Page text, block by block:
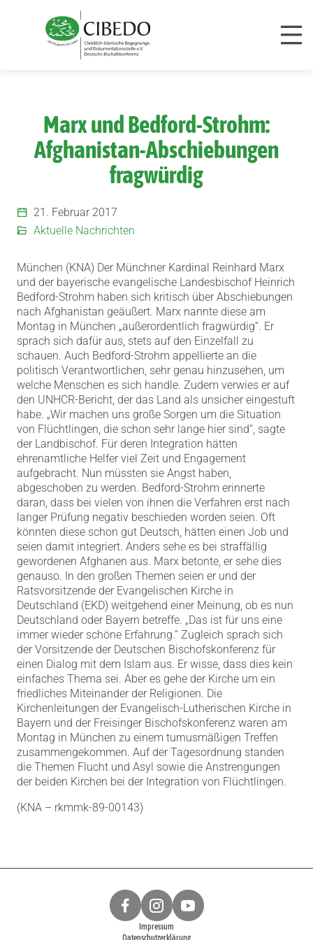
Marx und Bedford-Strohm:
Afghanistan-Abschiebungen
fragwürdig
21. Februar 2017
Aktuelle Nachrichten
München (KNA) Der Münchner Kardinal Reinhard Marx
und der bayerische evangelische Landesbischof Heinrich
Bedford-Strohm haben sich kritisch über Abschiebungen
nach Afghanistan geäußert. Marx nannte diese am
Montag in München „außerordentlich fragwürdig“. Er
sprach sich dafür aus, stets auf den Einzelfall zu
schauen. Auch Bedford-Strohm appellierte an die
politisch Verantwortlichen, sehr genau hinzusehen, um
welche Menschen es sich handle. Zudem verwies er auf
den UNHCR-Bericht, der das Land als unsicher eingestuft
habe. „Wir machen uns große Sorgen um die Situation
von Flüchtlingen, die schon sehr lange hier sind“, sagte
der Landbischof. Für deren Integration hätten
ehrenamtliche Helfer viel Zeit und Engagement
aufgebracht. Nun müssten sie Angst haben,
abgeschoben zu werden. Bedford-Strohm erinnerte
daran, dass bei vielen von ihnen die Verfahren erst nach
langer Prüfung negativ beschieden worden seien. Oft
könnten diese schon gut Deutsch, hätten einen Job und
seien damit integriert. Anders sehe es bei straffällig
gewordenen Afghanen aus. Marx betonte, er sehe dies
genauso. In den großen Themen seien er und der
Ratsvorsitzende der Evangelischen Kirche in
Deutschland (EKD) weitgehend einer Meinung, ob es nun
Deutschland oder Bayern betreffe. „Das ist für uns eine
immer wieder schöne Erfahrung.“ Zugleich sprach sich
der Vorsitzende der Deutschen Bischofskonferenz für
einen Dialog mit dem Islam aus. Er wisse, dass dies kein
einfaches Thema sei. Aber es gehe der Kirche um ein
friedliches Miteinander der Religionen. Die
Kirchenleitungen der Evangelisch-Lutherischen Kirche in
Bayern und der Freisinger Bischofskonferenz waren am
Montag in München zu einem turnusmäßigen Treffen
zusammengekommen. Auf der Tagesordnung standen
die Themen Flucht und Asyl sowie die Anstrengungen
der beiden Kirchen bei der Integration von Flüchtlingen.
(KNA – rkmmk-89-00143)
Impressum
Datenschutzerklärung